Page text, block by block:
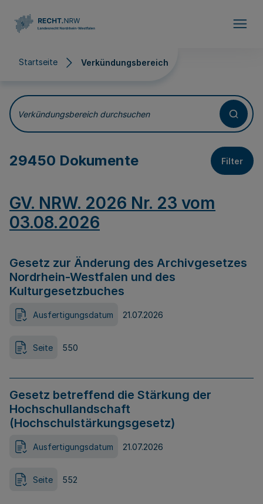
Startseite Verkündungsbereich
Verkündungsbereich
Verkündungsbereich durchsuchen
29450 Dokumente Filter
GV. NRW. 2026 Nr. 23 vom
03.08.2026
Gesetz zur Änderung des Archivgesetzes
Nordrhein-Westfalen und des
Kulturgesetzbuches
Ausfertigungsdatum 21.07.2026
Seite 550
Gesetz betreffend die Stärkung der
Hochschullandschaft
(Hochschulstärkungsgesetz)
Ausfertigungsdatum 21.07.2026
Seite 552